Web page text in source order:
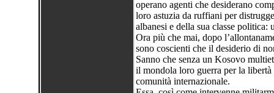
operano agenti che desiderano
loro astuzia da ruffiani per
albanesi e della sua classe
Ora più che mai, dopo
sono coscienti che il desiderio di
Sanno che senza un Kosovo
il mondola loro guerra per la
comunità internazionale.